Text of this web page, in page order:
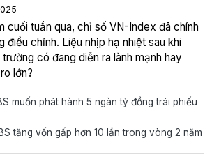
cuối tuần qua, chỉ số VN-Index đã chính
chỉnh. Liệu nhịp hạ nhiệt sau khi
có đang diễn ra lành mạnh hay
lớn?
muốn phát hành 5 ngàn tỷ đồng trái phiếu
tăng vốn gấp hơn 10 lần trong vòng 2 năm